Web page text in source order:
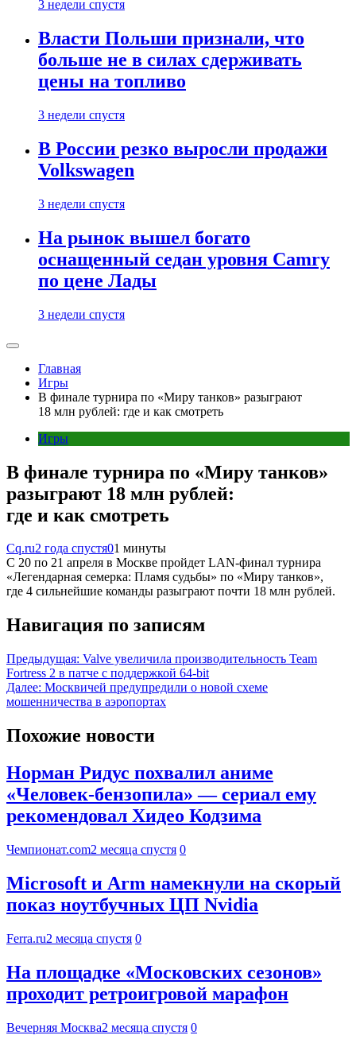
3 недели спустя
Власти Польши признали, что
больше не в силах сдерживать
цены на топливо
3 недели спустя
В России резко выросли продажи
Volkswagen
3 недели спустя
На рынок вышел богато
оснащенный седан уровня Camry
по цене Лады
3 недели спустя
Главная
Игры
В финале турнира по «Миру танков» разыграют
18 млн рублей: где и как смотреть
Игры
В финале турнира по «Миру танков»
разыграют 18 млн рублей:
где и как смотреть
Cq.ru2 года спустя01 минуты
С 20 по 21 апреля в Москве пройдет LAN-финал турнира
«Легендарная семерка: Пламя судьбы» по «Миру танков»,
где 4 сильнейшие команды разыграют почти 18 млн рублей.
Навигация по записям
Предыдущая: Valve увеличила производительность Team
Fortress 2 в патче с поддержкой 64-bit
Далее: Москвичей предупредили о новой схеме
мошенничества в аэропортах
Похожие новости
Норман Ридус похвалил аниме
«Человек-бензопила» — сериал ему
рекомендовал Хидео Кодзима
Чемпионат.com2 месяца спустя 0
Microsoft и Arm намекнули на скорый
показ ноутбучных ЦП Nvidia
Ferra.ru2 месяца спустя 0
На площадке «Московских сезонов»
проходит ретроигровой марафон
Вечерняя Москва2 месяца спустя 0